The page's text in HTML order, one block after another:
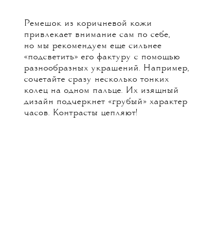
Ремешок из коричневой кожи
привлекает внимание сам по себе,
но мы рекомендуем еще сильнее
«подсветить» его фактуру с помощью
разнообразных украшений. Например,
сочетайте сразу несколько тонких
колец на одном пальце. Их изящный
дизайн подчеркнет «грубый» характер
часов. Контрасты цепляют!